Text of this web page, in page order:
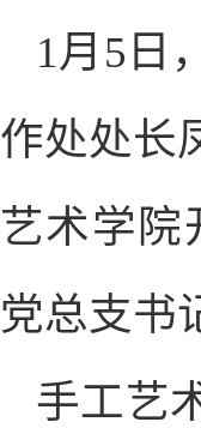
1月5日
作处处长
艺术学院
党总支书
手工艺